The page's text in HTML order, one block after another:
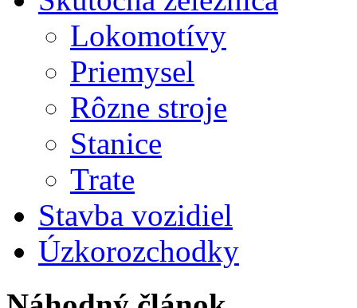
Lokomotívy
Priemysel
Rôzne stroje
Stanice
Trate
Stavba vozidiel
Úzkorozchodky